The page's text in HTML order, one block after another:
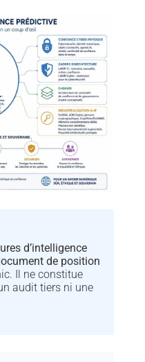
d’intelligence
de position
Il ne constitue
audit tiers ni une